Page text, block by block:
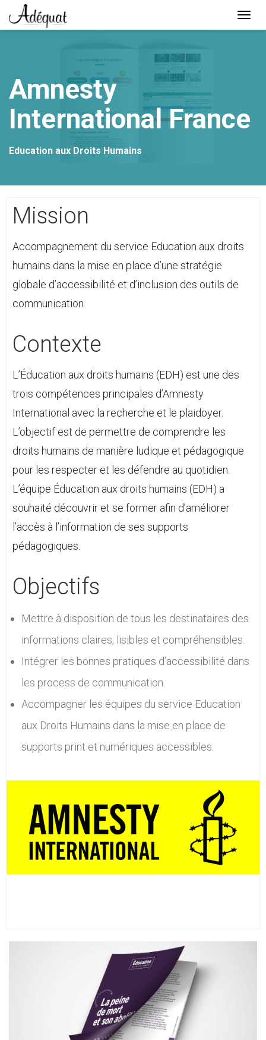
Lien
Amnesty
International France
Education aux Droits Humains
Mission
Accompagnement du service Education aux droits
humains dans la mise en place d’une stratégie
globale d’accessibilité et d’inclusion des outils de
communication.
Contexte
L’Éducation aux droits humains (EDH) est une des
trois compétences principales d’Amnesty
International avec la recherche et le plaidoyer.
L’objectif est de permettre de comprendre les
droits humains de manière ludique et pédagogique
pour les respecter et les défendre au quotidien.
L’équipe Éducation aux droits humains (EDH) a
souhaité découvrir et se former afin d’améliorer
l’accès à l’information de ses supports
pédagogiques.
Objectifs
Mettre à disposition de tous les destinataires des
informations claires, lisibles et compréhensibles.
Intégrer les bonnes pratiques d’accessibilité dans
les process de communication.
Accompagner les équipes du service Education
aux Droits Humains dans la mise en place de
supports print et numériques accessibles.